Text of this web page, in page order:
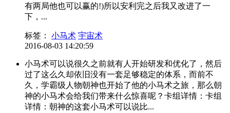
有两局他也可以赢的!)所以安利完之后我又改进了一
下，...
标签： 小马术 宇宙术
2016-08-03 14:20:59
小马术可以说很久之前就有人开始研发和优化了，然后
过了这么久却依旧没有一套足够稳定的体系，而前不
久，学霸级人物朝神也开始了他的小马术之旅，那么朝
神的小马术会给我们带来什么惊喜呢？卡组详情：卡组
详情：朝神的这套小马术可以说比...